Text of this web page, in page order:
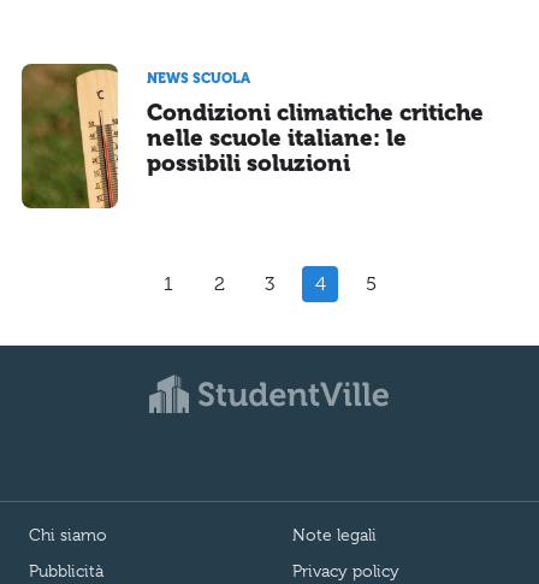
NEWS SCUOLA
Condizioni climatiche critiche
nelle scuole italiane: le
possibili soluzioni
1 2 3 4 5
Chi siamo
Pubblicità
Note legali
Privacy policy